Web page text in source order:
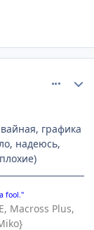
графика
надеюсь,
fool."
Macross Plus,